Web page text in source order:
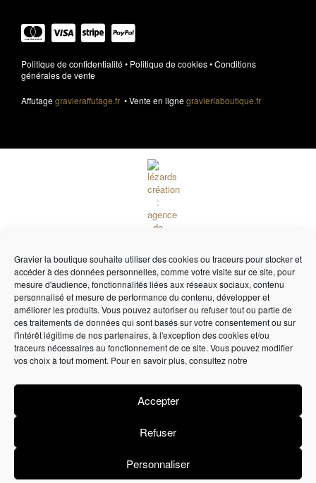
Gravier la boutique souhaite utiliser des cookies ou traceurs pour stocker et
accéder à des données personnelles, comme votre visite sur ce site, pour
mesure d'audience, fonctionnalités liées aux réseaux sociaux, contenu
personnalisé et mesure de performance du contenu, développer et
améliorer les produits. Vous pouvez autoriser ou refuser tout ou partie de
ces traitements de données qui sont basés sur votre consentement ou sur
l'intérêt légitime de nos partenaires, à l'exception des cookies et/ou
traceurs nécessaires au fonctionnement de ce site. Vous pouvez modifier
vos choix à tout moment. Pour en savoir plus, consultez notre
Accepter
Refuser
Personnaliser
Politique de confidentialité• Politique de cookies•Conditions
générales de vente
Affutagegravieraffutage.fr • Vente en lignegravierlaboutique.fr
Site réalisé par LézardsCréation